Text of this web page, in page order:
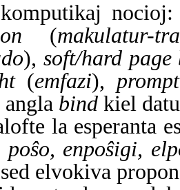
(makulatur-
), soft/hard page
(emfazi), prompt
angla bind kiel
la esperanta
poŝo, enpoŝigi,
elvokiva